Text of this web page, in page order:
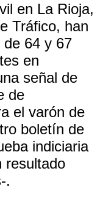
en La Rioja,
Tráfico, han
de 64 y 67
en
señal de
de
el varón de
boletín de
indiciaria
resultado
.